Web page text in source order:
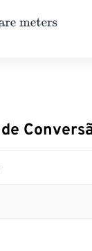
Square meters